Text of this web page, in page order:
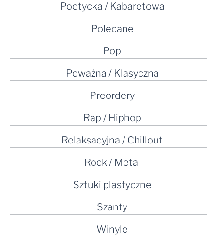
Poetycka / Kabaretowa
Polecane
Pop
Poważna / Klasyczna
Preordery
Rap / Hiphop
Relaksacyjna / Chillout
Rock / Metal
Sztuki plastyczne
Szanty
Winyle